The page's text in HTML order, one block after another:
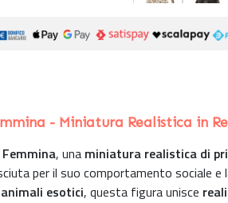
- Miniatura Realistica in
, una miniatura realistica di
per il suo comportamento sociale
esotici, questa figura unisce